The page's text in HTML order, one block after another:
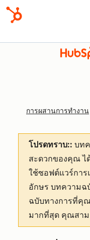
การผสานการทำงาน
โปรดทราบ:: บท
สะดวกของคุณไ
ใช้ซอฟต์แวร์การ
อักษร บทความฉ
ฉบับทางการที่คุ
มากที่สุด คุณสาม